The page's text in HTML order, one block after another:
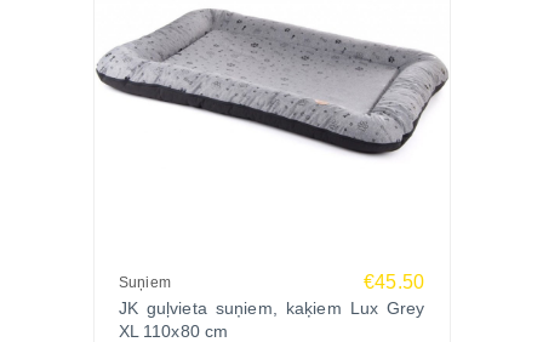
Suņiem €45.50
JK guļvieta suņiem, kaķiem Lux Grey
XL 110x80 cm